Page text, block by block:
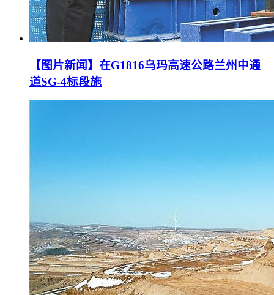
【图片新闻】在G1816乌玛高速公路兰州中通
道SG-4标段施